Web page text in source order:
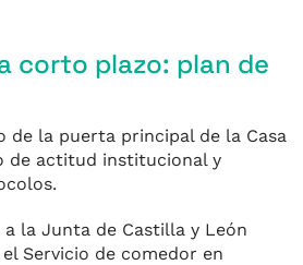
corto plazo: plan de
de la puerta principal de la Casa
de actitud institucional y
la Junta de Castilla y León
Servicio de comedor en